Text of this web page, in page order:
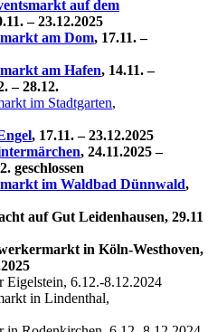
auf dem
– 23.12.2025
am Dom, 17.11. –
am Hafen, 14.11. –
– 28.12.
im Stadtgarten,
, 17.11. – 23.12.2025
, 24.11.2025 –
geschlossen
im Waldbad Dünnwald,
auf Gut Leidenhausen, 29.11
in Köln-Westhoven,
Eigelstein, 6.12.-8.12.2024
in Lindenthal,